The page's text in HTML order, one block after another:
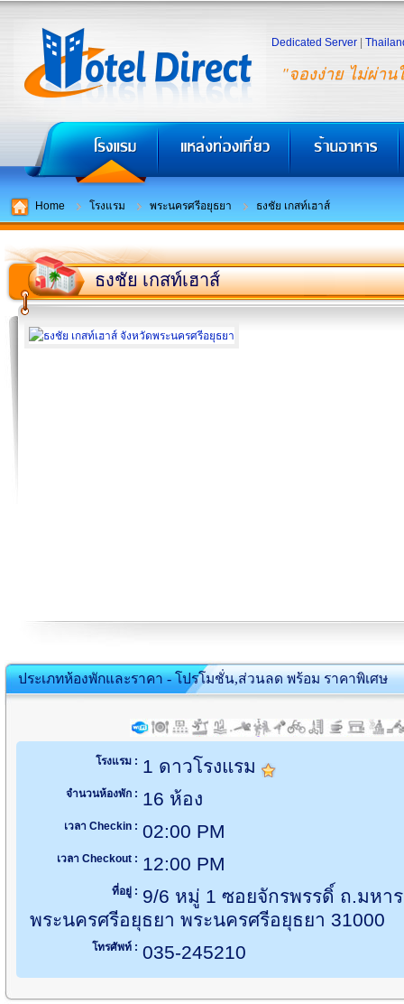
"จองง่าย ไม่ผ่าน
Dedicated Server
Home โรงแรม พระนครศรีอยุธยา ธงชัย เกสท์เฮาส์
ธงชัย เกสท์เฮาส์
ประเภทห้องพักและราคา - โปรโมชั่น,ส่วนลด พร้อม ราคาพิเศษ
โรงแรม : 1 ดาวโรงแรม
จำนวนห้องพัก : 16 ห้อง
เวลา Checkin : 02:00 PM
เวลา Checkout : 12:00 PM
ที่อยู่ : 9/6 หมู่ 1 ซอยจักรพรรดิ์ ถ.มหา
พระนครศรีอยุธยา พระนครศรีอยุธยา 31000
โทรศัพท์ : 035-245210